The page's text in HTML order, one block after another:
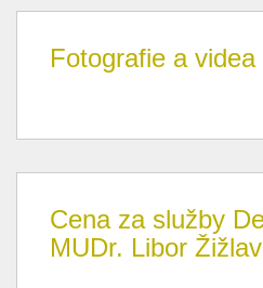
Fotografie a videa
Cena za služby
MUDr. Libor